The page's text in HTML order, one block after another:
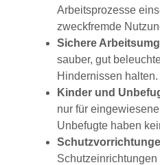
Arbeitsprozesse
zweckfremde
Sichere
sauber, gut
Hindernissen halten.
Kinder und
nur für
Unbefugte haben
Schutzeinrichtungen